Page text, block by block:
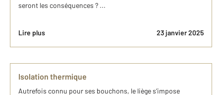
seront les conséquences ? ...
Lire plus 23 janvier 2025
Isolation thermique
Autrefois connu pour ses bouchons, le liège s’impose